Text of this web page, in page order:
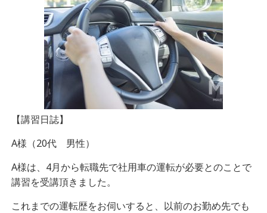
【講習日誌】
A様（20代 男性）
A様は、4月から転職先で社用車の運転が必要とのことで
講習を受講頂きました。
これまでの運転歴をお伺いすると、以前のお勤め先でも